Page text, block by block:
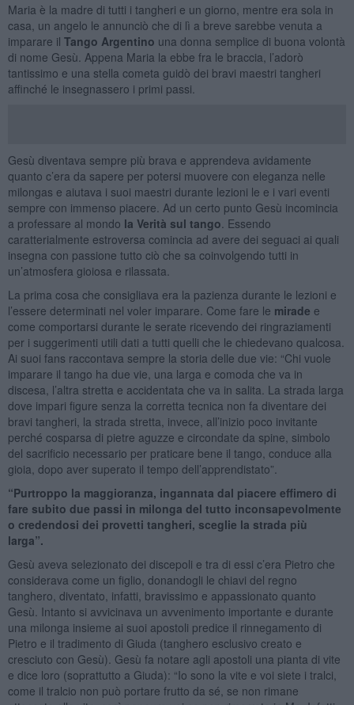
Maria è la madre di tutti i tangheri e un giorno, mentre era sola in
casa, un angelo le annunciò che di lì a breve sarebbe venuta a
imparare il Tango Argentino una donna semplice di buona volontà
di nome Gesù. Appena Maria la ebbe fra le braccia, l’adorò
tantissimo e una stella cometa guidò dei bravi maestri tangheri
affinché le insegnassero i primi passi.
Gesù diventava sempre più brava e apprendeva avidamente
quanto c’era da sapere per potersi muovere con eleganza nelle
milongas e aiutava i suoi maestri durante lezioni le e i vari eventi
sempre con immenso piacere. Ad un certo punto Gesù incomincia
a professare al mondo la Verità sul tango . Essendo
caratterialmente estroversa comincia ad avere dei seguaci ai quali
insegna con passione tutto ciò che sa coinvolgendo tutti in
un’atmosfera gioiosa e rilassata.
La prima cosa che consigliava era la pazienza durante le lezioni e
l’essere determinati nel voler imparare. Come fare le mirade e
come comportarsi durante le serate ricevendo dei ringraziamenti
per i suggerimenti utili dati a tutti quelli che le chiedevano qualcosa.
Ai suoi fans raccontava sempre la storia delle due vie: “Chi vuole
imparare il tango ha due vie, una larga e comoda che va in
discesa, l’altra stretta e accidentata che va in salita. La strada larga
dove impari figure senza la corretta tecnica non fa diventare dei
bravi tangheri, la strada stretta, invece, all’inizio poco invitante
perché cosparsa di pietre aguzze e circondate da spine, simbolo
del sacrificio necessario per praticare bene il tango, conduce alla
gioia, dopo aver superato il tempo dell’apprendistato”.
“Purtroppo la maggioranza, ingannata dal piacere effimero di
fare subito due passi in milonga del tutto inconsapevolmente
o credendosi dei provetti tangheri, sceglie la strada più
larga”.
Gesù aveva selezionato dei discepoli e tra di essi c’era Pietro che
considerava come un figlio, donandogli le chiavi del regno
tanghero, diventato, infatti, bravissimo e appassionato quanto
Gesù. Intanto si avvicinava un avvenimento importante e durante
una milonga insieme ai suoi apostoli predice il rinnegamento di
Pietro e il tradimento di Giuda (tanghero esclusivo creato e
cresciuto con Gesù). Gesù fa notare agli apostoli una pianta di vite
e dice loro (soprattutto a Giuda): “Io sono la vite e voi siete i tralci,
come il tralcio non può portare frutto da sé, se non rimane